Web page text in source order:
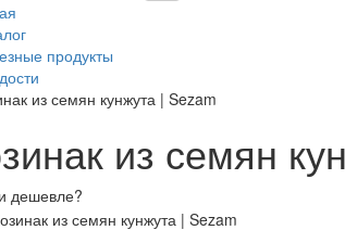
продукты
из семян кунжута | Sezam
из семян
дешевле?